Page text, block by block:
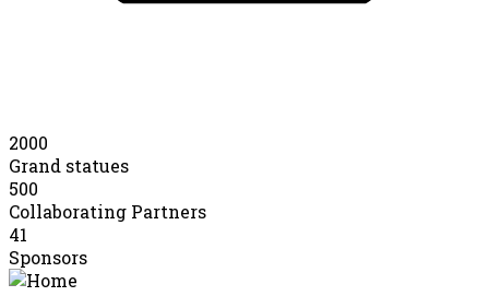
2000
Grand statues
500
Collaborating Partners
41
Sponsors